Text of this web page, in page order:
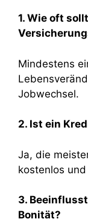
1. Wie oft
Mindestens
Jobwechsel.
2. Ist ein
Ja, die
kostenlos
3.
Bonität?